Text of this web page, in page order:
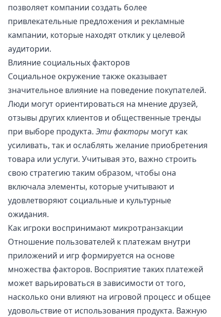
позволяет компании создать более
привлекательные предложения и рекламные
кампании, которые находят отклик у целевой
аудитории.
Влияние социальных факторов
Социальное окружение также оказывает
значительное влияние на поведение покупателей.
Люди могут ориентироваться на мнение друзей,
отзывы других клиентов и общественные тренды
при выборе продукта. Эти факторы могут как
усиливать, так и ослаблять желание приобретения
товара или услуги. Учитывая это, важно строить
свою стратегию таким образом, чтобы она
включала элементы, которые учитывают и
удовлетворяют социальные и культурные
ожидания.
Как игроки воспринимают микротранзакции
Отношение пользователей к платежам внутри
приложений и игр формируется на основе
множества факторов. Восприятие таких платежей
может варьироваться в зависимости от того,
насколько они влияют на игровой процесс и общее
удовольствие от использования продукта. Важную